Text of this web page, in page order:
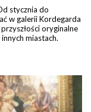
stycznia do
w galerii Kordegarda
oryginalne
miastach.